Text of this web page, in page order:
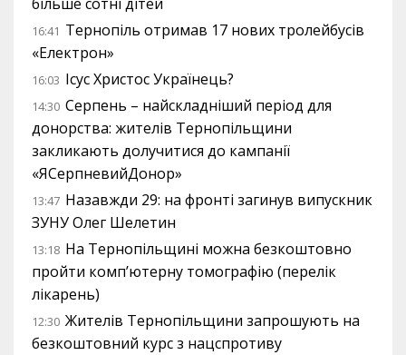
16:41 Тернопіль отримав 17 нових тролейбусів
«Електрон»
16:03 Ісус Христос Українець?
14:30 Серпень – найскладніший період для
донорства: жителів Тернопільщини
закликають долучитися до кампанії
«ЯСерпневийДонор»
13:47 Назавжди 29: на фронті загинув випускник
ЗУНУ Олег Шелетин
13:18 На Тернопільщині можна безкоштовно
пройти комп’ютерну томографію (перелік
лікарень)
12:30 Жителів Тернопільщини запрошують на
безкоштовний курс з нацспротиву